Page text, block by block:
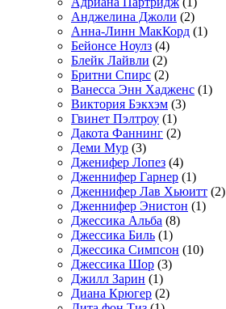
Анджелина Джоли (2)
Анна-Линн МакКорд (1)
Бейонсе Ноулз (4)
Блейк Лайвли (2)
Бритни Спирс (2)
Ванесса Энн Хадженс (1)
Виктория Бэкхэм (3)
Гвинет Пэлтроу (1)
Дакота Фаннинг (2)
Деми Мур (3)
Дженифер Лопез (4)
Дженнифер Гарнер (1)
Дженнифер Лав Хьюитт (2)
Дженнифер Энистон (1)
Джессика Альба (8)
Джессика Биль (1)
Джессика Симпсон (10)
Джессика Шор (3)
Джилл Зарин (1)
Диана Крюгер (2)